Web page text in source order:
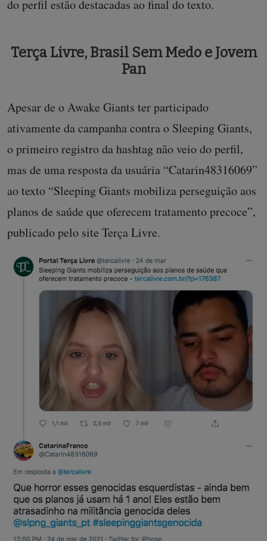
campanha #SleepingGiantsGenocida. As respostas
Apesar de o Awake Giants ter participado
ativamente da campanha contra o Sleeping Giants,
o primeiro registro da hashtag não veio do perfil,
mas de uma resposta da usuária “Catarin48316069”
ao texto “Sleeping Giants mobiliza perseguição aos
planos de saúde que oferecem tratamento precoce”,
publicado pelo site Terça Livre.